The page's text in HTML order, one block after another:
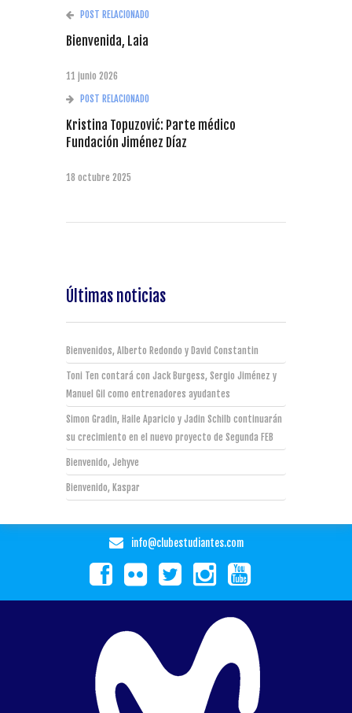
POST RELACIONADO
Bienvenida, Laia
11 junio 2026
POST RELACIONADO
Kristina Topuzović: Parte médico
Fundación Jiménez Díaz
18 octubre 2025
Últimas noticias
Bienvenidos, Alberto Redondo y David Constantin
Toni Ten contará con Jack Burgess, Sergio Jiménez y
Manuel Gil como entrenadores ayudantes
Simon Gradin, Haile Aparicio y Jadin Schilb continuarán
su crecimiento en el nuevo proyecto de Segunda FEB
Bienvenido, Jehyve
Bienvenido, Kaspar
info@clubestudiantes.com